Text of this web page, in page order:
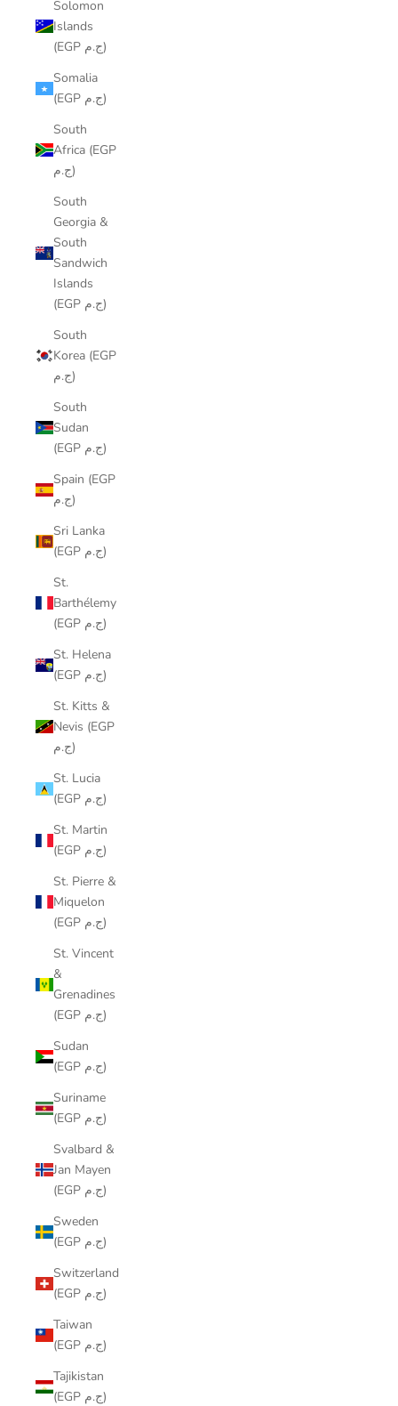
Solomon
Islands
(EGP ج.م)
Somalia
(EGP ج.م)
South
Africa (EGP
ج.م)
South
Georgia &
South
Sandwich
Islands
(EGP ج.م)
South
Korea (EGP
ج.م)
South
Sudan
(EGP ج.م)
Spain (EGP
ج.م)
Sri Lanka
(EGP ج.م)
St.
Barthélemy
(EGP ج.م)
St. Helena
(EGP ج.م)
St. Kitts &
Nevis (EGP
ج.م)
St. Lucia
(EGP ج.م)
St. Martin
(EGP ج.م)
St. Pierre &
Miquelon
(EGP ج.م)
St. Vincent
&
Grenadines
(EGP ج.م)
Sudan
(EGP ج.م)
Suriname
(EGP ج.م)
Svalbard &
Jan Mayen
(EGP ج.م)
Sweden
(EGP ج.م)
Switzerland
(EGP ج.م)
Taiwan
(EGP ج.م)
Tajikistan
(EGP ج.م)